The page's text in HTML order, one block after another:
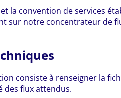
la convention de services
sur notre concentrateur de
consiste à renseigner la
des flux attendus.